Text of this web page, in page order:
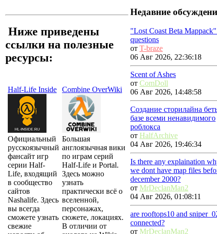
Ниже приведены
ссылки на полезные
ресурсы:
Half-Life Inside
Официальный
русскоязычный
фансайт игр
серии Half-
Life, входящий
в сообщество
сайтов
Nashalife. Здесь
вы всегда
сможете узнать
свежие
Combine OverWiki
Большая
англоязычная вики
по играм серий
Half-Life и Portal.
Здесь можно
узнать
практически всё о
вселенной,
персонажах,
сюжете, локациях.
В отличии от
Недавние
"Lost Coast Beta
questions
от T-braze
06 Авг 2026, 22:36:18
Scent of Ashes
от ComDoll
06 Авг 2026, 14:48:58
Создание сторилайна
базе всеми ненавидимого
роблокса
от HalfArchive
04 Авг 2026, 19:46:34
Is there any explaination
we dont have map files
december 2000?
от MrDeclanMan2
04 Авг 2026, 01:08:11
are rooftops10 and
connected?
от MrDeclanMan2